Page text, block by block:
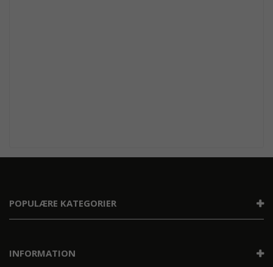
POPULÆRE KATEGORIER
INFORMATION